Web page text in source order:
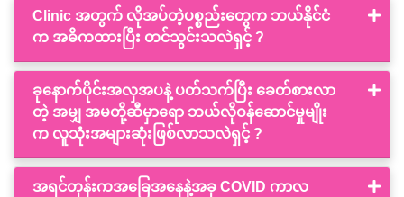
Clinic အတွက် လိုအပ်တဲ့ပစ္စည်းတွေက ဘယ်နိုင်ငံ
က အဓိကထားပြီး တင်သွင်းသလဲရှင့် ?
ခုနောက်ပိုင်းအလှအပနဲ့ ပတ်သက်ပြီး ခေတ်စားလာ
တဲ့ အမျှ အမတို့ဆီမှာရော ဘယ်လိုဝန်ဆောင်မှုမျိုး
က လူသုံးအများဆုံးဖြစ်လာသလဲရှင့် ?
အရင်တုန်းကအခြေအနေနဲ့အခု COVID ကာလ